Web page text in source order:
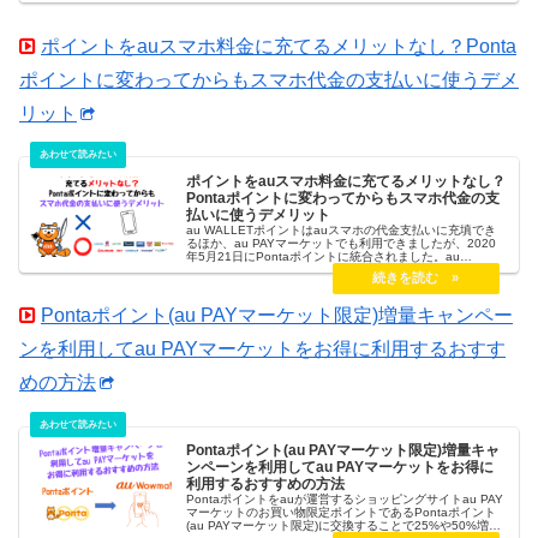
ポイントをauスマホ料金に充てるメリットなし？Ponta
ポイントに変わってからもスマホ代金の支払いに使うデメ
リット
ポイントをauスマホ料金に充てるメリットなし？
Pontaポイントに変わってからもスマホ代金の支
払いに使うデメリット
au WALLETポイントはauスマホの代金支払いに充填でき
るほか、au PAYマーケットでも利用できましたが、2020
年5月21日にPontaポイントに統合されました。au
WALLETポイントがPontaポイントに統合されることによ
り、Pontaポイントのメリットが大きすぎるためスマホ代
金の支払いに充てて消費するのはとても大きなデメリット
に変わりました。Pontaポイントをスマホ代金の支払いに
使うのはどんなデメリットがあるのか覚えておきましょ
Pontaポイント(au PAYマーケット限定)増量キャンペー
ンを利用してau PAYマーケットをお得に利用するおすす
めの方法
Pontaポイント(au PAYマーケット限定)増量キャ
ンペーンを利用してau PAYマーケットをお得に
利用するおすすめの方法
Pontaポイントをauが運営するショッピングサイトau PAY
マーケットのお買い物限定ポイントであるPontaポイント
(au PAYマーケット限定)に交換することで25%や50%増量